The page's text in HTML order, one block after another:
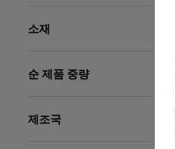
소재
순 제품 중량
제조국